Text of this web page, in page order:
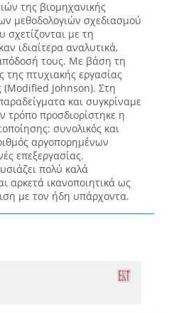
της βιομηχανικής
μεθοδολογιών σχεδιασμού
σχετίζονται με τη
ιδιαίτερα αναλυτικά,
τους. Με βάση τη
της πτυχιακής εργασίας
(Modified Johnson). Στη
και συγκρίναμε
τρόπο προσδιορίστηκε η
συνολικός και
αργοπορημένων
επεξεργασίας.
πολύ καλά
αρκετά ικανοποιητικά ως
με τον ήδη υπάρχοντα.